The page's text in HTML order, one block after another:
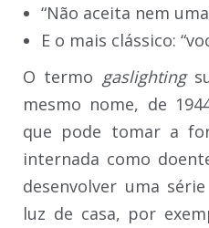
“Não aceita nem
E o mais clássico:
O termo gaslighting
mesmo nome, de
que pode tomar a
internada como
desenvolver uma
luz de casa, por